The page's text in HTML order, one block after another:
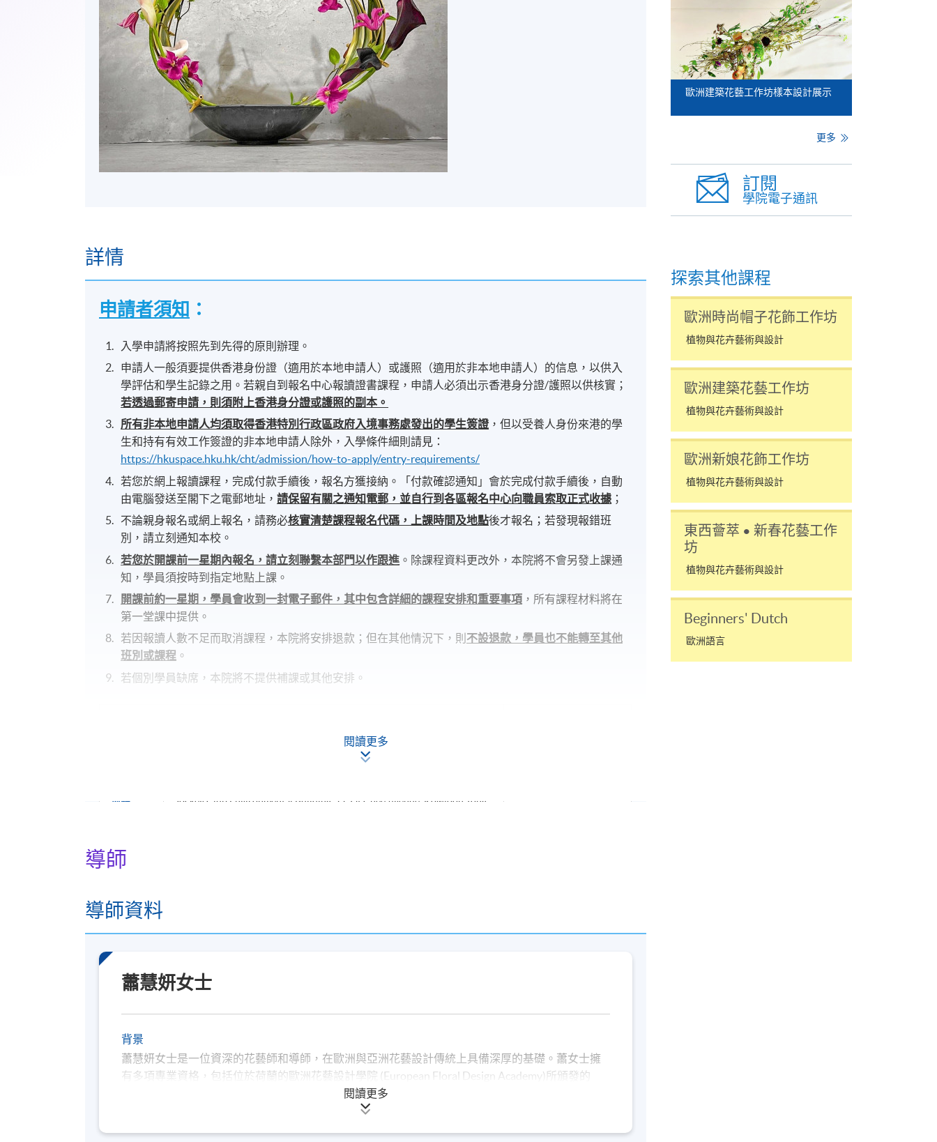
詳情
申請者須知 ：
入學申請將按照先到先得的原則辦理。
申請人一般須要提供香港身份證（適用於本地申請人）或護照（適用於非本地申請人）的信息，以供入
學評估和學生記錄之用。若親自到報名中心報讀證書課程，申請人必須出示香港身分證/護照以供核實；
若透過郵寄申請，則須附上香港身分證或護照的副本。
所有非本地申請人均須取得香港特別行政區政府入境事務處發出的學生簽證 ，但以受養人身份來港的學
生和持有有效工作簽證的非本地申請人除外，入學條件細則請見：
https://hkuspace.hku.hk/cht/admission/how-to-apply/entry-requirements/
若您於網上報讀課程，完成付款手續後，報名方獲接納。「付款確認通知」會於完成付款手續後，自動
由電腦發送至閣下之電郵地址，請保留有關之通知電郵，並自行到各區報名中心向職員索取正式收據 ；
不論親身報名或網上報名，請務必核實清楚課程報名代碼，上課時間及地點後才報名；若發現報錯班
別，請立刻通知本校。
若您於開課前一星期內報名，請立刻聯繫本部門以作跟進 。除課程資料更改外，本院將不會另發上課通
知，學員須按時到指定地點上課。
開課前約一星期，學員會收到一封電子郵件，其中包含詳細的課程安排和重要事項 ，所有課程材料將在
第一堂課中提供。
若因報讀人數不足而取消課程，本院將安排退款；但在其他情況下，則 不設退款，學員也不能轉至其他
班別或課程 。
若個別學員缺席，本院將不提供補課或其他安排。
地點
Jockey Club Environmental Building, 77 Tat Chee Avenue, Kowloon Tong,
修業期
每講3小時
閱讀更多
導師
導師資料
蕭慧妍女士
背景
蕭慧妍女士是一位資深的花藝師和導師，在歐洲與亞洲花藝設計傳統上具備深厚的基礎。蕭女士擁
有多項專業資格，包括位於荷蘭的歐洲花藝設計學院 (European Floral Design Academy)所頒發的
DFA荷蘭花藝全科導師證書以及美國花藝學院(American Floral Art School)的現代花藝設計文憑。蕭
女士曾於香港城市大學專業進修學院的花藝證書課程和西歐花藝專業學院的荷蘭高級花藝師培訓課
閱讀更多
歐洲建築花藝工作坊樣本設計展示
更多
訂閱
學院電子通訊
探索其他課程
歐洲時尚帽子花飾工作坊
植物與花卉藝術與設計
歐洲建築花藝工作坊
植物與花卉藝術與設計
歐洲新娘花飾工作坊
植物與花卉藝術與設計
東西薈萃 • 新春花藝工作
坊
植物與花卉藝術與設計
Beginners' Dutch
歐洲語言